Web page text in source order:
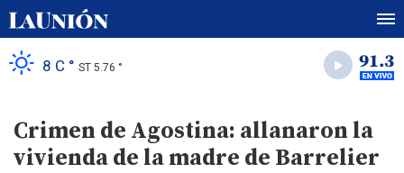
8 C ° ST 5.76 °
Crimen de Agostina: allanaron la
vivienda de la madre de Barrelier